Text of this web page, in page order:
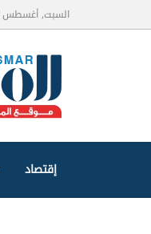
السبت, أغسطس 8, 2026
إقتصاد